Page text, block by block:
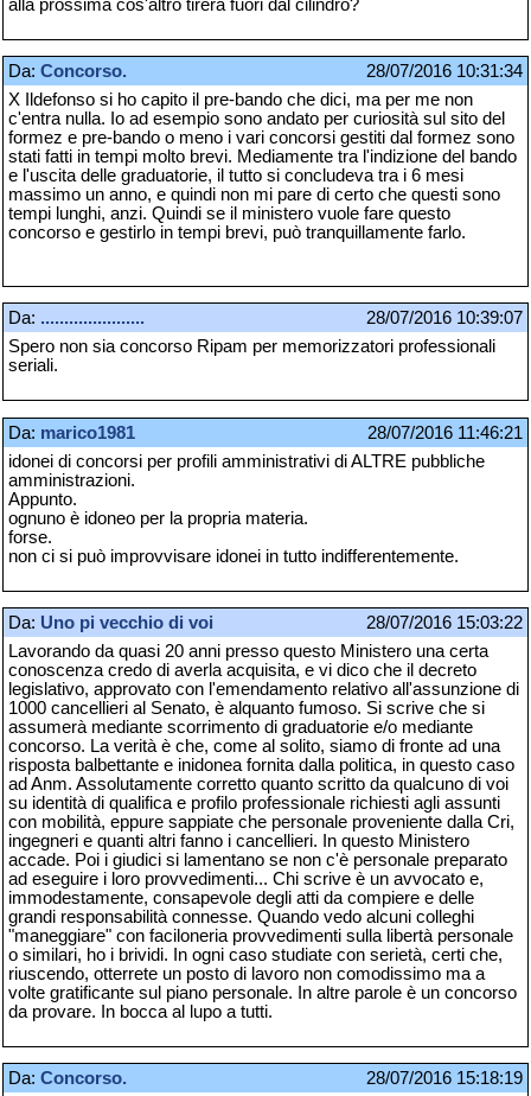
alla prossima cos'altro tirerà fuori dal cilindro?
Da: Concorso.
28/07/2016 10:31:34
X Ildefonso si ho capito il pre-bando che dici, ma per me non
c'entra nulla. Io ad esempio sono andato per curiosità sul sito del
formez e pre-bando o meno i vari concorsi gestiti dal formez sono
stati fatti in tempi molto brevi. Mediamente tra l'indizione del bando
e l'uscita delle graduatorie, il tutto si concludeva tra i 6 mesi
massimo un anno, e quindi non mi pare di certo che questi sono
tempi lunghi, anzi. Quindi se il ministero vuole fare questo
concorso e gestirlo in tempi brevi, può tranquillamente farlo.
Da: ......................
28/07/2016 10:39:07
Spero non sia concorso Ripam per memorizzatori professionali
seriali.
Da: marico1981
28/07/2016 11:46:21
idonei di concorsi per profili amministrativi di ALTRE pubbliche
amministrazioni.
Appunto.
ognuno è idoneo per la propria materia.
forse.
non ci si può improvvisare idonei in tutto indifferentemente.
Da: Uno pi vecchio di voi
28/07/2016 15:03:22
Lavorando da quasi 20 anni presso questo Ministero una certa
conoscenza credo di averla acquisita, e vi dico che il decreto
legislativo, approvato con l'emendamento relativo all'assunzione di
1000 cancellieri al Senato, è alquanto fumoso. Si scrive che si
assumerà mediante scorrimento di graduatorie e/o mediante
concorso. La verità è che, come al solito, siamo di fronte ad una
risposta balbettante e inidonea fornita dalla politica, in questo caso
ad Anm. Assolutamente corretto quanto scritto da qualcuno di voi
su identità di qualifica e profilo professionale richiesti agli assunti
con mobilità, eppure sappiate che personale proveniente dalla Cri,
ingegneri e quanti altri fanno i cancellieri. In questo Ministero
accade. Poi i giudici si lamentano se non c'è personale preparato
ad eseguire i loro provvedimenti... Chi scrive è un avvocato e,
immodestamente, consapevole degli atti da compiere e delle
grandi responsabilità connesse. Quando vedo alcuni colleghi
"maneggiare" con faciloneria provvedimenti sulla libertà personale
o similari, ho i brividi. In ogni caso studiate con serietà, certi che,
riuscendo, otterrete un posto di lavoro non comodissimo ma a
volte gratificante sul piano personale. In altre parole è un concorso
da provare. In bocca al lupo a tutti.
Da: Concorso.
28/07/2016 15:18:19